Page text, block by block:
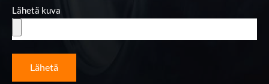
Lähetä kuva
Lähetä